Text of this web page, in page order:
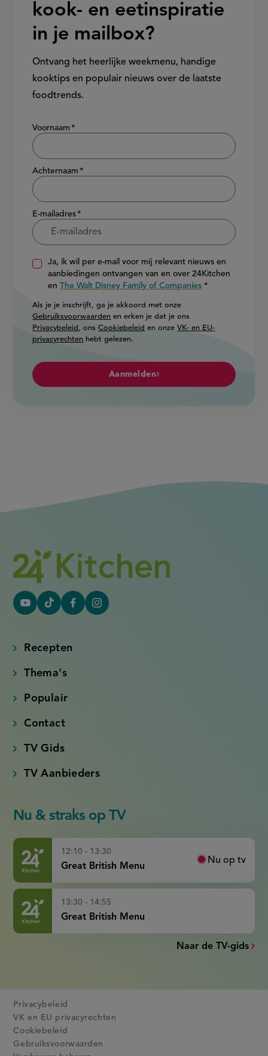
kook- en eetinspiratie
in je mailbox?
Ontvang het heerlijke weekmenu, handige
kooktips en populair nieuws over de laatste
foodtrends.
Show/hide
Voornaam
Achternaam
E-mailadres
Ja, ik wil per e-mail voor mij relevant nieuws en
aanbiedingen ontvangen van en over 24Kitchen
enThe Walt Disney Family of Companies
Als je je inschrijft, ga je akkoord met onze
Gebruiksvoorwaarden en erken je dat je ons
Privacybeleid , onsCookiebeleid en onzeVK- en EU-
privacyrechten hebt gelezen.
Aanmelden
YouTube
link)
Tiktok
link)
FacebookInstagram
Recepten
Thema's
Populair
Contact
TV Gids
TV Aanbieders
Nu & straks op TV
12:10 - 13:30
Great British Menu
Nu op tv
13:30 - 14:55
Great British Menu
Naar de TV-gids
Privacybeleid
VK en EU privacyrechten
Cookiebeleid
Gebruiksvoorwaarden